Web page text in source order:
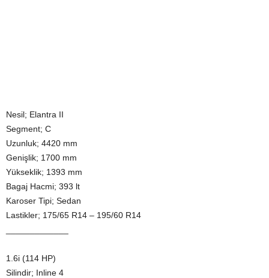
Nesil; Elantra II
Segment; C
Uzunluk; 4420 mm
Genişlik; 1700 mm
Yükseklik; 1393 mm
Bagaj Hacmi; 393 lt
Karoser Tipi; Sedan
Lastikler; 175/65 R14 – 195/60 R14
1.6i (114 HP)
Silindir; Inline 4